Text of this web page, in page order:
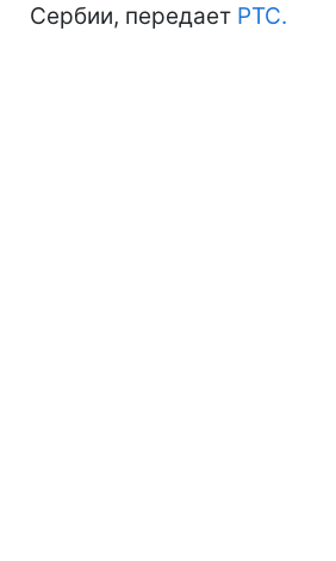
Сербии, передает РТС.